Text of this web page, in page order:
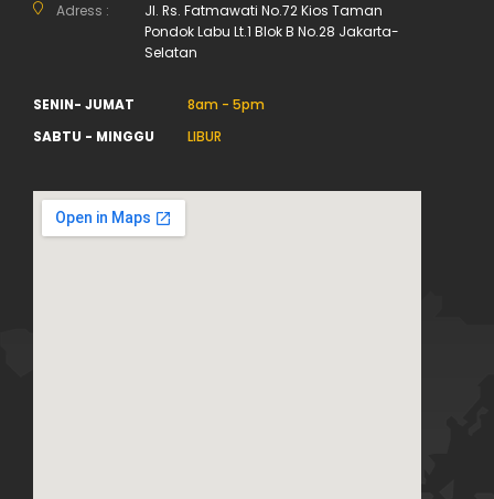
Adress :
Jl. Rs. Fatmawati No.72 Kios Taman
Pondok Labu Lt.1 Blok B No.28 Jakarta-
Selatan
SENIN- JUMAT
8am - 5pm
SABTU - MINGGU
LIBUR